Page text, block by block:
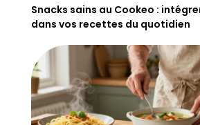
Snacks sains au Cookeo :
dans vos recettes du quotidien